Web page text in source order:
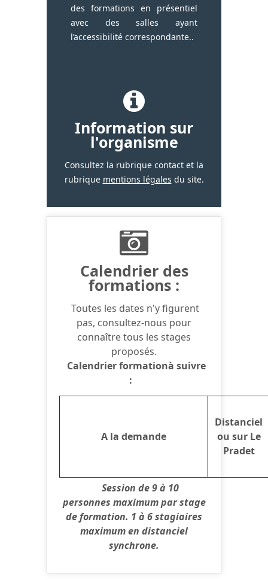
des formations en présentiel
avec des salles ayant
l’accessibilité correspondante..
Information sur
l'organisme
Consultez la rubrique contact et la
rubrique mentions légales du site.
Calendrier des
formations :
Toutes les dates n'y figurent
pas, consultez-nous pour
connaître tous les stages
proposés.
Calendrier formationà suivre
:
A la demande
Distanciel
ou sur Le
Pradet
Session de 9 à 10
personnes maximum par stage
de formation. 1 à 6 stagiaires
maximum en distanciel
synchrone.